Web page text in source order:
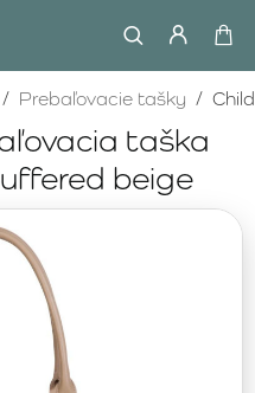
taška
beige
Prebaľovacie tašky